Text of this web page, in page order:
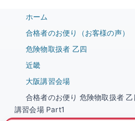
ホーム
合格者のお便り（お客様の声）
危険物取扱者 乙四
近畿
大阪講習会場
合格者のお便り 危険物取扱者
講習会場 Part1